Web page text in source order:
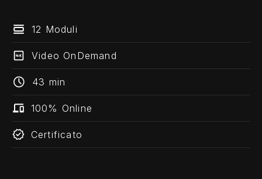
12 Moduli
Video OnDemand
43 min
100% Online
Certificato